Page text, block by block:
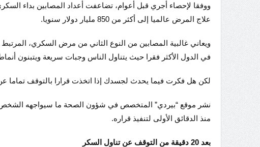
علاج المرض عالميا إلى أكثر من 850 مليار دولار سنويا.
ويعاني غالبية المصابين من النوع الثاني من مرض السكري،
في الدول الأكثر فقرا حيث يتناول الناس وجبات سريعة ويتبنون
لكن هل فكرت فيما يحدث لجسدك إذا اتخذت قرارا بالتوقف تماما
نشر موقع “بيردي” المتخصص في شؤون الصحة ما سيواجهه
منذ الدقائق الأولى لتنفيذ قراره.
بعد 20 دقيقة من التوقف عن تناول السكر